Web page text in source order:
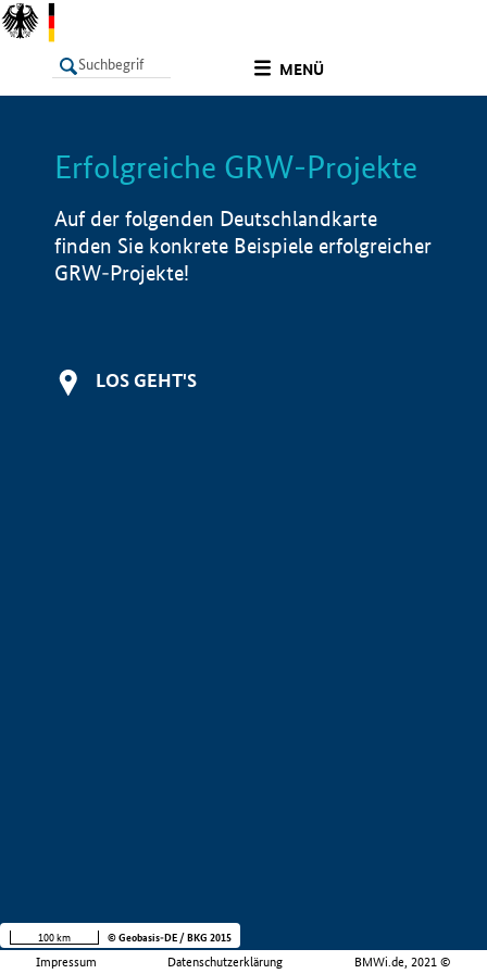
MENÜ
LISTE Info
Erfolgreiche GRW-Projekte
Auf der folgenden Deutschlandkarte
finden Sie konkrete Beispiele erfolgreicher
GRW-Projekte!
LOS GEHT'S
Impressum Datenschutzerklärung BMWi.de, 2021 ©
100 km © Geobasis-DE / BKG 2015